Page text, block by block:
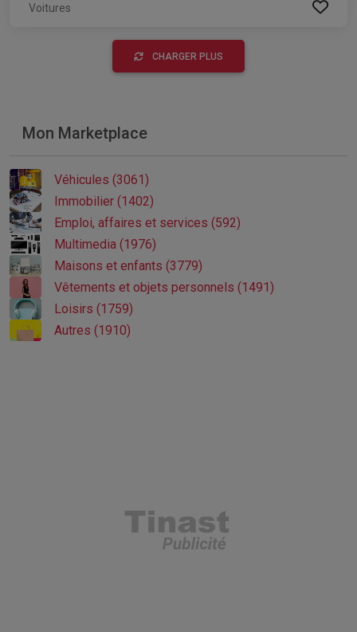
Voitures
CHARGER PLUS
Mon Marketplace
Véhicules (3061)
Immobilier (1402)
Emploi, affaires et services (592)
Multimedia (1976)
Maisons et enfants (3779)
Vêtements et objets personnels (1491)
Loisirs (1759)
Autres (1910)